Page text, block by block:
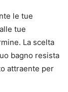
le tue
tue
La scelta
bagno resista
attraente per